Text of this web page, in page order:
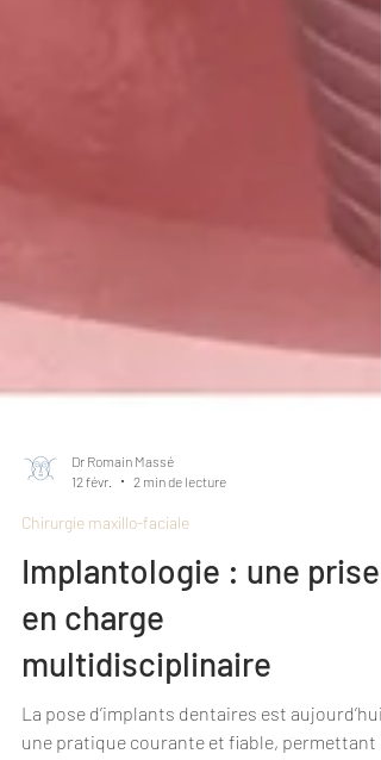
Dr Romain Massé
Chirurgie maxillo-faciale
Implantologie : une prise
en charge
multidisciplinaire